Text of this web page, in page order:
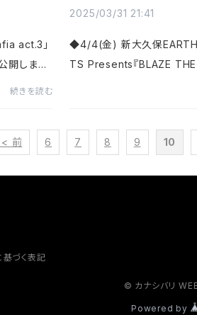
act.3」
開しまし
続きを読む
2025/03/31 21:41
◆4/4(金) 新大久保
TS Presents『BLAZE
ystem◆4/20...
前 6 7 8 9 10
づく表記
© カナシバリ
Powered by